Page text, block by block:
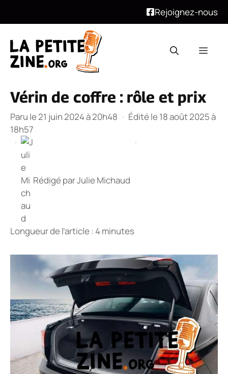
Rejoignez-nous
contenu
Vérin de coffre : rôle et prix
Paru le 21 juin 2024 à 20h48 · Édité le 18 août 2025 à
18h57
·
Rédigé parJulie Michaud
·
Longueur de l’article : 4 minutes